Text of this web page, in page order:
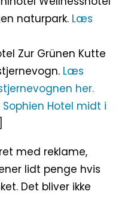
naturpark. Læs
Zur Grünen Kutte
Læs
her.
Hotel midt i
med reklame,
lidt penge hvis
Det bliver ikke